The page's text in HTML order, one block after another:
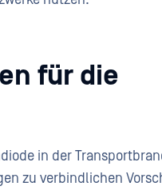
für die
in der
zu verbindlichen